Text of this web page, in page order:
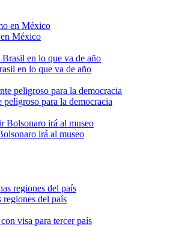
México
en lo que va de año
para la democracia
irá al museo
regiones del país